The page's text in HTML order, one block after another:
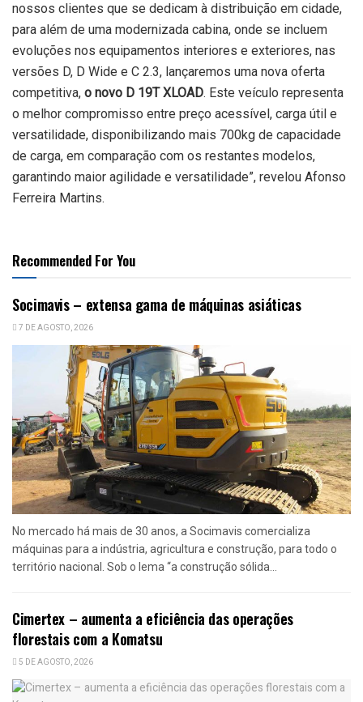
nossos clientes que se dedicam à distribuição em cidade,
para além de uma modernizada cabina, onde se incluem
evoluções nos equipamentos interiores e exteriores, nas
versões D, D Wide e C 2.3, lançaremos uma nova oferta
competitiva, o novo D 19T XLOAD. Este veículo representa
o melhor compromisso entre preço acessível, carga útil e
versatilidade, disponibilizando mais 700kg de capacidade
de carga, em comparação com os restantes modelos,
garantindo maior agilidade e versatilidade”, revelou Afonso
Ferreira Martins.
Recommended For You
Socimavis – extensa gama de máquinas asiáticas
7 DE AGOSTO, 2026
No mercado há mais de 30 anos, a Socimavis comercializa
máquinas para a indústria, agricultura e construção, para todo o
território nacional. Sob o lema “a construção sólida...
Cimertex – aumenta a eficiência das operações
florestais com a Komatsu
5 DE AGOSTO, 2026